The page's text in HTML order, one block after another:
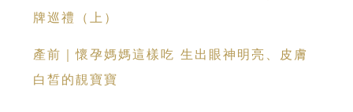
牌巡禮（上）
產前｜懷孕媽媽這樣吃 生出眼神明亮、皮膚
白皙的靚寶寶